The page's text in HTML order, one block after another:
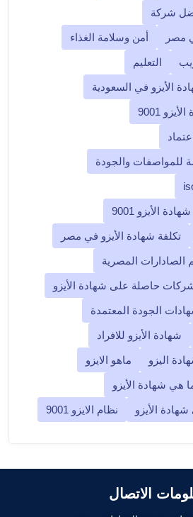
شركة
مصر أمن وسلامة الغذاء
التعليم
الأيزو في السعودية
9001
للمواصفات والجودة
الأيزو 9001
تكلفة شهادة الأيزو في مصر
الصادارات المصرية
حاصلة على شهادة الأيزو
الجودة المعتمدة
شهادة الأيزو للافراد
اليزو ماهو الايزو
هي شهادة الأيزو
الأيزو نظام الايزو 9001
الاتصال